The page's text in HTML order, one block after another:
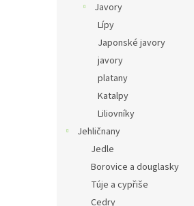
Javory
Lípy
Japonské javory
javory
platany
Katalpy
Liliovníky
Jehličnany
Jedle
Borovice a douglasky
Túje a cypřiše
Cedry